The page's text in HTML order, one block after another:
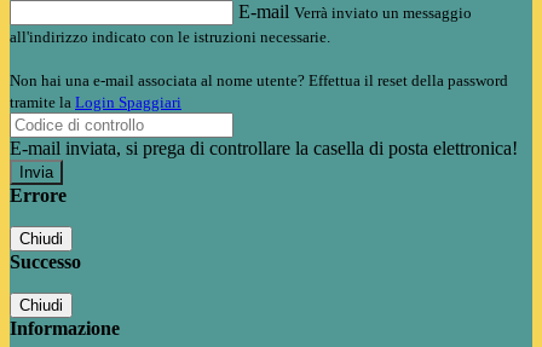
E-mail Verrà inviato un messaggio
all'indirizzo indicato con le istruzioni necessarie.
Non hai una e-mail associata al nome utente? Effettua il reset della password
tramite la Login Spaggiari
E-mail inviata, si prega di controllare la casella di posta elettronica!
Errore
Chiudi
Successo
Chiudi
Informazione